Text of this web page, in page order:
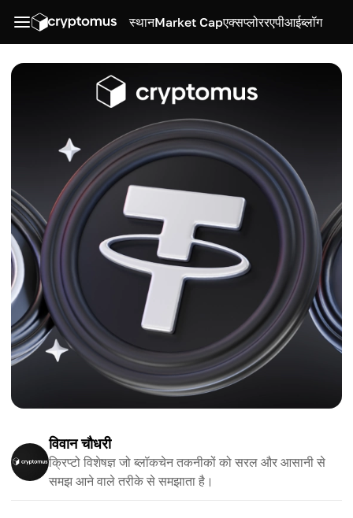
स्थानMarket Capएक्सप्लोररएपीआईब्लॉग
विवान चौधरी
क्रिप्टो विशेषज्ञ जो ब्लॉकचेन तकनीकों को सरल और आसानी से
समझ आने वाले तरीके से समझाता है।